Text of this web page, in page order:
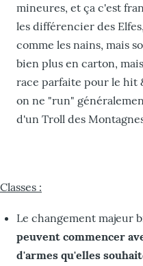
mineures, et ça c'est
les différencier des
comme les nains, mais
bien plus en carton,
race parfaite pour le hit
on ne "run"
d'un Troll des
Classes :
Le changement majeur
peuvent commencer
d'armes qu'elles